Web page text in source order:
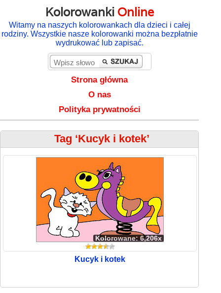
Kolorowanki Online
Witamy na naszych kolorowankach dla dzieci i całej
rodziny. Wszystkie nasze kolorowanki można bezpłatnie
wydrukować lub zapisać.
Strona główna
O nas
Polityka prywatności
Tag ‘Kucyk i kotek’
Kolorowane: 6,206x
Kucyk i kotek